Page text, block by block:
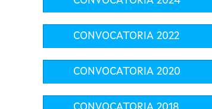
CONVOCATORIA 2022
CONVOCATORIA 2020